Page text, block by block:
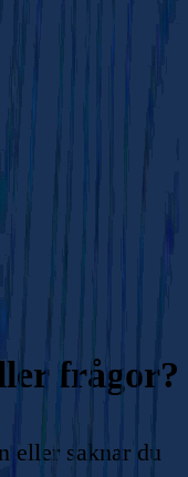
frågor?
eller saknar du